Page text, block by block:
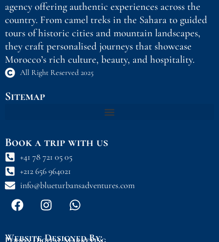
agency offering authentic experiences across the
country. From camel treks in the Sahara to guided
tours of historic cities and mountain landscapes,
they craft personalised journeys that showcase
Morocco’s rich culture, beauty, and hospitality.
All Right Reserved 2025
Sitemap
Book a trip with us
+41 78 721 05 05
+212 656 964021
info@blueturbansadventures.com
F
a
e
I
n
t
W
h
t
Website Designed By: